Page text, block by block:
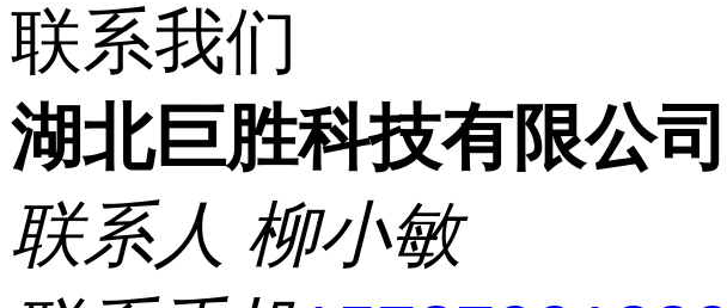
联系我们
湖北巨胜科技有限公司
联系人 柳小敏